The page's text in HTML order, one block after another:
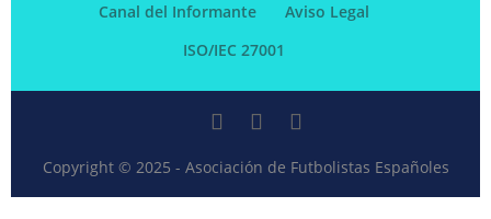
Canal del Informante
Aviso Legal
ISO/IEC 27001
Copyright © 2025 - Asociación de Futbolistas Españoles